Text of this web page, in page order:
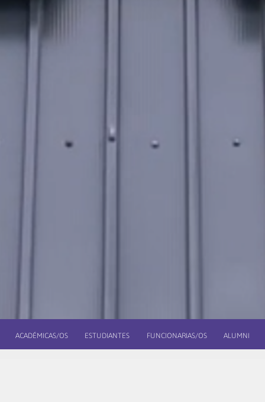
ACADÉMICAS/OS ESTUDIANTES FUNCIONARIAS/OS ALUMNI